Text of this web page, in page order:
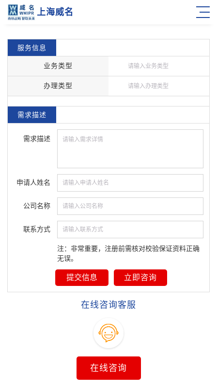
上海威名
服务信息
业务类型
办理类型
需求描述
需求描述
申请人姓名
公司名称
联系方式
注：非常重要，注册前需核对校验保证资料正确
无误。
提交信息 立即咨询
在线咨询客服
在线咨询